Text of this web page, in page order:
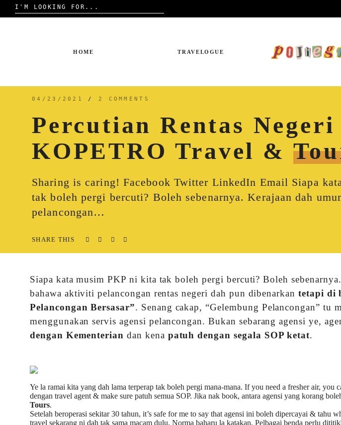
Search
for:
HOME TRAVELOGUE
04/23/2021 / 2 COMMENTS
Percutian Rentas Negeri
KOPETRO Travel &
Sharing is caring! Facebook Twitter LinkedIn Email Siapa
tak boleh pergi bercuti? Boleh sebenarnya. Kerajaan dah
pelancongan…
SHARE THIS
Siapa kata musim PKP ni kita tak boleh pergi bercuti? Boleh
bahawa aktiviti pelancongan rentas negeri dah pun dibenarkan tetapi di
Pelancongan Bersasar”. Senang cakap, “Gelembung Pelancongan” tu
menggunakan servis agensi pelancongan. Bukan sebarang agensi ye,
dengan Kementerian dan kena patuh dengan segala SOP ketat.
Ye la ramai kita yang dah lama terperap tak boleh pergi mana-mana. If you need a fresher air, you
dengan travel agent & make sure patuh semua SOP. Jika nak book, antara agensi yang korang
Tours.
Setelah beroperasi sekitar 30 tahun, it’s safe for me to say that agensi ini boleh dipercayai & tahu
travel sekarang ni dah tak sama macam dulu. Norma baharu la katakan. Pelbagai benda perlu